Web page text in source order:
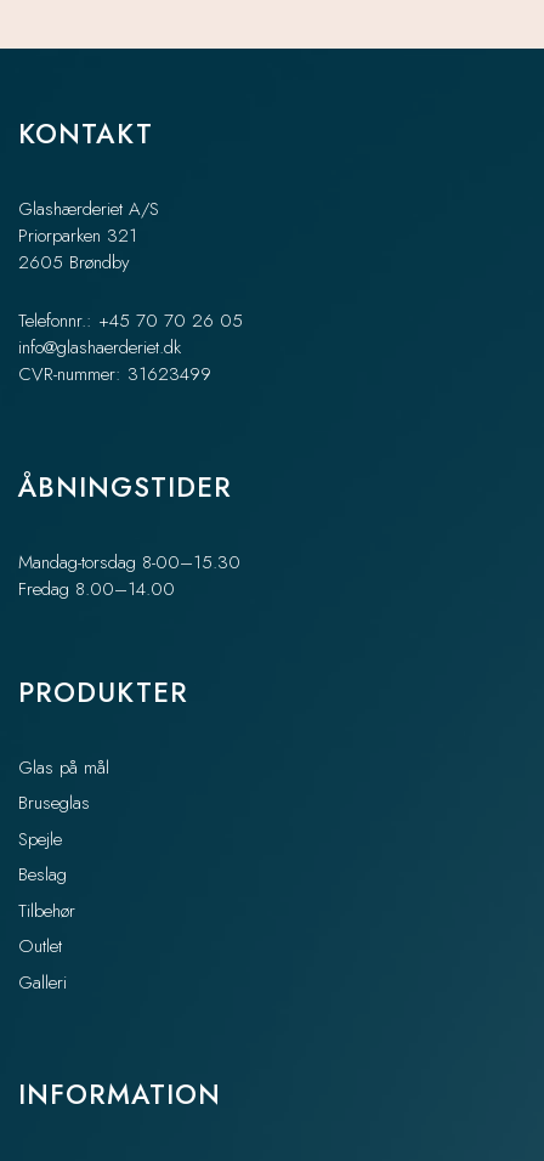
KONTAKT
Glashærderiet A/S
Priorparken 321
2605 Brøndby
Telefonnr.: +45 70 70 26 05
info@glashaerderiet.dk
CVR-nummer: 31623499
ÅBNINGSTIDER
Mandag-torsdag 8-00–15.30
Fredag 8.00–14.00
PRODUKTER
Glas på mål
Bruseglas
Spejle
Beslag
Tilbehør
Outlet
Galleri
INFORMATION